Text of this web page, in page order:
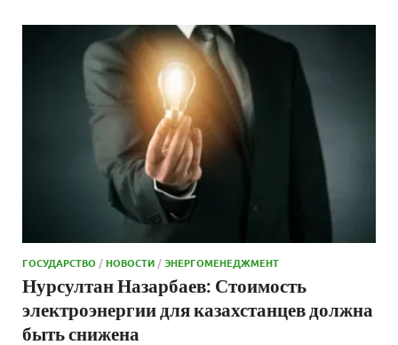
ГОСУДАРСТВО /НОВОСТИ /ЭНЕРГОМЕНЕДЖМЕНТ
Нурсултан Назарбаев: Стоимость
электроэнергии для казахстанцев должна
быть снижена